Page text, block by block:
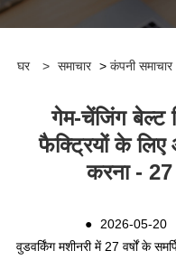
घर > समाचार > कंपनी समाचार
गेम-चेंजिंग बेल्ट
फैक्ट्रियों के
करना - 27
● 2026-05-20
वुडवर्किंग मशीनरी में 27 वर्षों के